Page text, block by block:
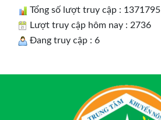
Tổng số lượt truy cập : 1371795
Lượt truy cập hôm nay : 2736
Đang truy cập : 6